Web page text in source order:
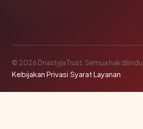
© 2026 DnastyjaTrust. Semua hak
Kebijakan Privasi·Syarat Layanan